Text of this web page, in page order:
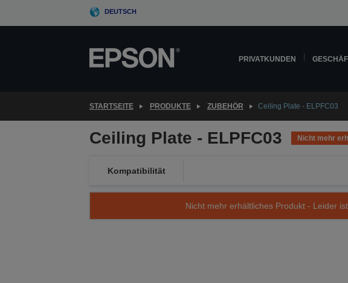
DEUTSCH
PRIVATKUNDEN
STARTSEITE PRODUKTE ZUBEHÖR Ceiling Plate - ELPFC03
Ceiling Plate - ELPFC03 Nicht mehr
Kompatibilität
Nicht mehr erhältliches Produkt - Leider